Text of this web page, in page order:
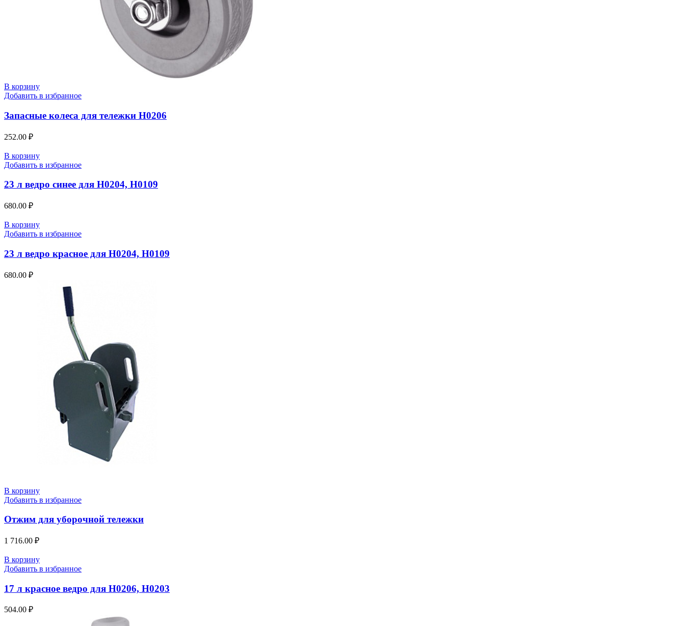
В корзину
Добавить в избранное
Запасные колеса для тележки H0206
252.00 ₽
В корзину
Добавить в избранное
23 л ведро синее для H0204, Н0109
680.00 ₽
В корзину
Добавить в избранное
23 л ведро красное для H0204, Н0109
680.00 ₽
В корзину
Добавить в избранное
Отжим для уборочной тележки
1 716.00 ₽
В корзину
Добавить в избранное
17 л красное ведро для H0206, Н0203
504.00 ₽